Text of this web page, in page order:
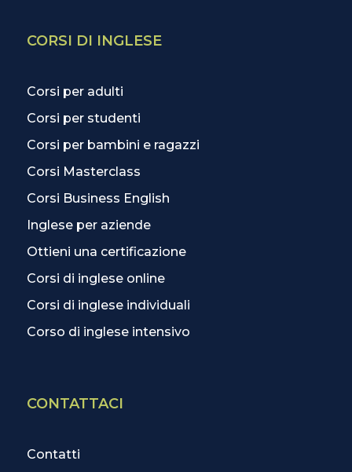
CORSI DI INGLESE
Corsi per adulti
Corsi per studenti
Corsi per bambini e ragazzi
Corsi Masterclass
Corsi Business English
Inglese per aziende
Ottieni una certificazione
Corsi di inglese online
Corsi di inglese individuali
Corso di inglese intensivo
CONTATTACI
Contatti